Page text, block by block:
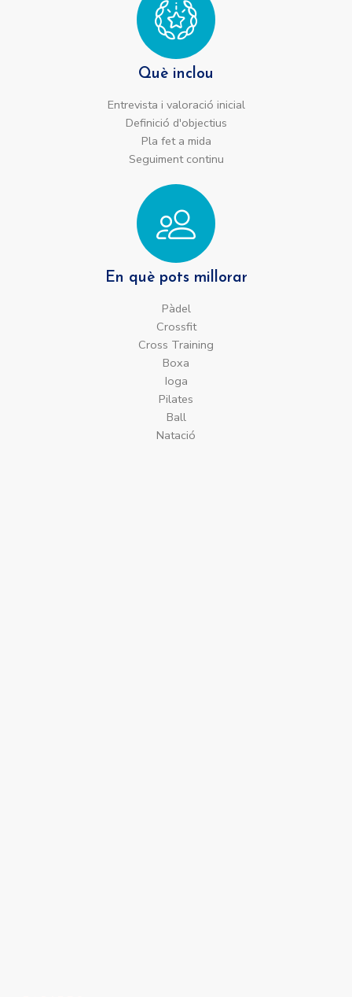
Què inclou
Entrevista i valoració inicial
Definició d'objectius
Pla fet a mida
Seguiment continu
En què pots millorar
Pàdel​
Crossfit
Cross Training
Boxa
Ioga​
Pilates
Ball
Natació